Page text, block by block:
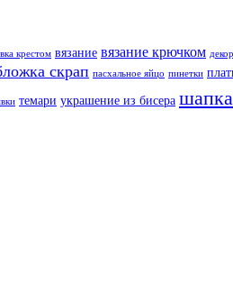
крестом вязание вязание крючком
скрап пасхальное яйцо пинетки
темари украшение из бисера шапка